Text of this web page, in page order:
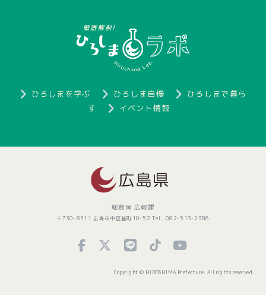
ひろしまを学ぶ ひろしま自慢
ひろしまで暮ら
す
イベント情報
総務局 広報課
〒730-8511 広島市中区基町10-52 Tel. 082-513-2386
Copyright © HIROSHIMA Prefecture. All rights reserved.